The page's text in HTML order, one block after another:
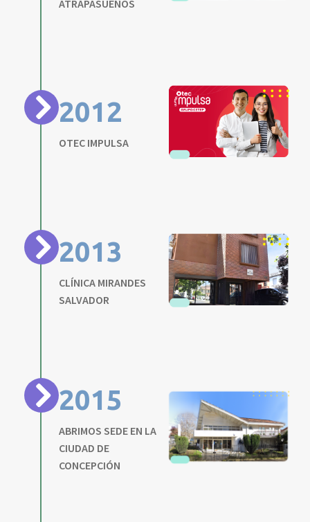
ATRAPASUEÑOS
2012
OTEC IMPULSA
2013
CLÍNICA MIRANDES
SALVADOR
2015
ABRIMOS SEDE EN LA
CIUDAD DE
CONCEPCIÓN